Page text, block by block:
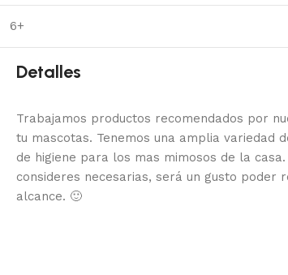
6+
Detalles
Trabajamos productos recomendados por
tu mascotas. Tenemos una amplia variedad
de higiene para los mas mimosos de la casa.
consideres necesarias, será un gusto poder
alcance. 🙂